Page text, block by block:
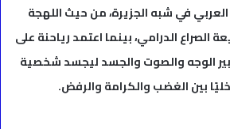
في شبه الجزيرة، من حيث اللهجة
الصراع الدرامي، بينما اعتمد رياحنة على
الوجه والصوت والجسد ليجسد شخصية
بين الغضب والكرامة والرفض.